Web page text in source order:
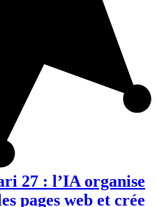
27 : l’IA organise
pages web et crée